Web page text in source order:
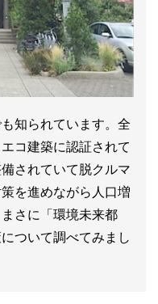
知られています。全
コ建築に認証されて
されていて脱クルマ
を進めながら人口増
さに「環境未来都
ついて調べてみまし